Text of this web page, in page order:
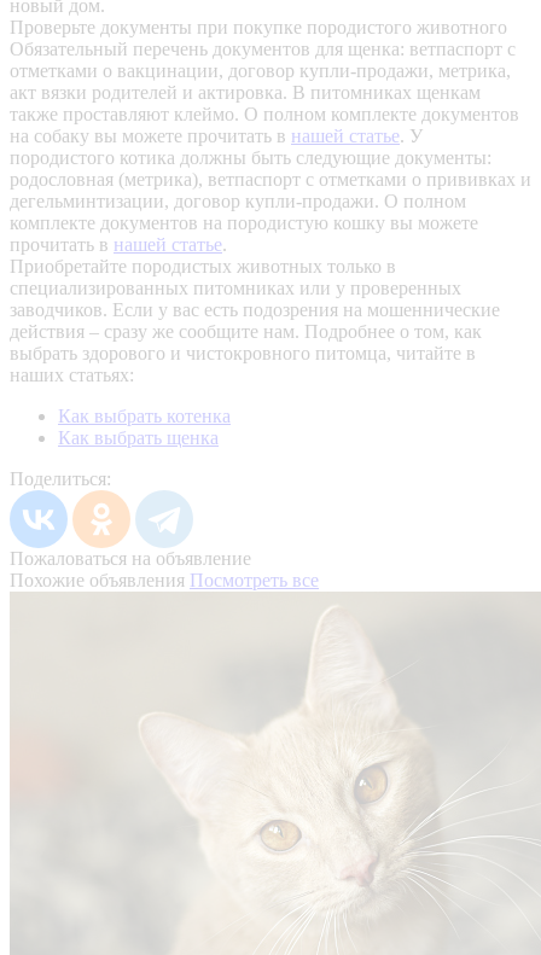
новый дом.
Проверьте документы при покупке породистого животного
Обязательный перечень документов для щенка: ветпаспорт с
отметками о вакцинации, договор купли-продажи, метрика,
акт вязки родителей и актировка. В питомниках щенкам
также проставляют клеймо. О полном комплекте документов
на собаку вы можете прочитать в нашей статье. У
породистого котика должны быть следующие документы:
родословная (метрика), ветпаспорт с отметками о прививках и
дегельминтизации, договор купли-продажи. О полном
комплекте документов на породистую кошку вы можете
прочитать в нашей статье.
Приобретайте породистых животных только в
специализированных питомниках или у проверенных
заводчиков. Если у вас есть подозрения на мошеннические
действия – сразу же сообщите нам. Подробнее о том, как
выбрать здорового и чистокровного питомца, читайте в
наших статьях:
Как выбрать котенка
Как выбрать щенка
Поделиться:
Пожаловаться на объявление
Похожие объявления Посмотреть все